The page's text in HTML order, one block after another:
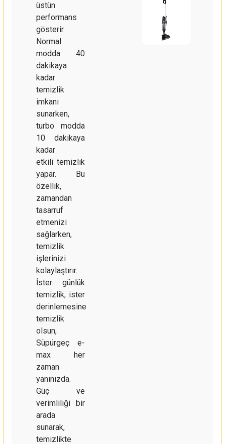
üstün
performans
gösterir.
Normal
modda 40
dakikaya
kadar
temizlik
imkanı
sunarken,
turbo modda
10 dakikaya
kadar
etkili temizlik
yapar. Bu
özellik,
zamandan
tasarruf
etmenizi
sağlarken,
temizlik
işlerinizi
kolaylaştırır.
İster günlük
temizlik, ister
derinlemesine
temizlik
olsun,
Süpürgeç e-
max her
zaman
yanınızda.
Güç ve
verimliliği bir
arada
sunarak,
temizlikte